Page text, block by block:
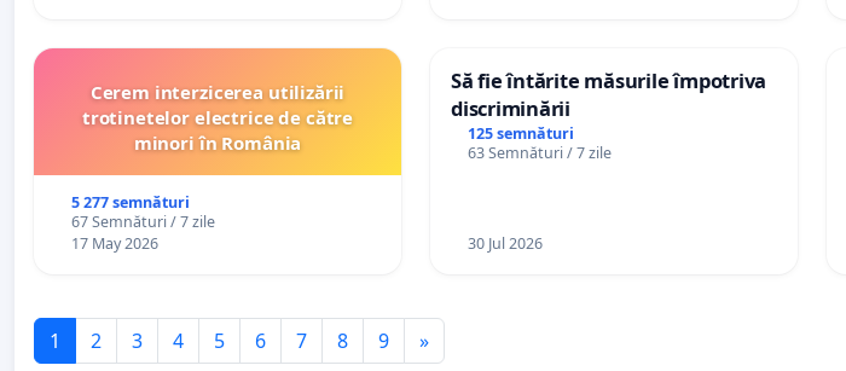
Cerem interzicerea utilizării
trotinetelor electrice de către
minori în România
5 277 semnături
67 Semnături / 7 zile
17 May 2026
Să fie întărite măsurile împotriva
discriminării
125 semnături
63 Semnături / 7 zile
30 Jul 2026
1 2 3 4 5 6 7 8 9 »